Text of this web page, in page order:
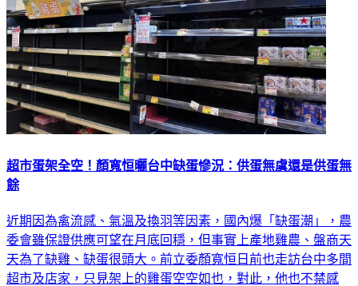
超市蛋架全空！顏寬恒曬台中缺蛋慘況：供蛋無虞還是供蛋無
餘
近期因為禽流感、氣溫及換羽等因素，國內爆「缺蛋潮」，農
委會雖保證供應可望在月底回穩，但事實上產地雞農、盤商天
天為了缺雞、缺蛋很頭大。前立委顏寬恒日前也走訪台中多間
超市及店家，只見架上的雞蛋空空如也，對此，他也不禁感